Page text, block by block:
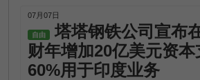
07月07日
自由
塔塔钢铁公司宣布
财年增加20亿美元资本
60%用于印度业务